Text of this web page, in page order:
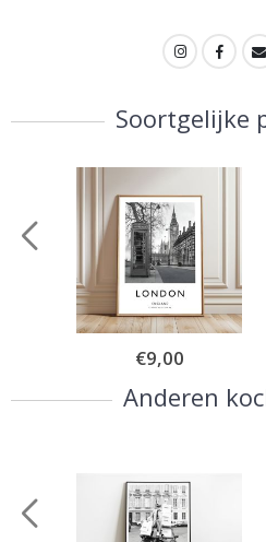
Soortgelijke
Special
Price
€9,00
Anderen